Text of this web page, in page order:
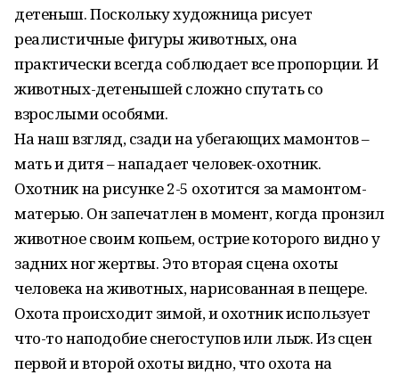
детеныш. Поскольку художница рисует
реалистичные фигуры животных, она
практически всегда соблюдает все пропорции. И
животных-детенышей сложно спутать со
взрослыми особями.
На наш взгляд, сзади на убегающих мамонтов –
мать и дитя – нападает человек-охотник.
Охотник на рисунке 2-5 охотится за мамонтом-
матерью. Он запечатлен в момент, когда пронзил
животное своим копьем, острие которого видно у
задних ног жертвы. Это вторая сцена охоты
человека на животных, нарисованная в пещере.
Охота происходит зимой, и охотник использует
что-то наподобие снегоступов или лыж. Из сцен
первой и второй охоты видно, что охота на